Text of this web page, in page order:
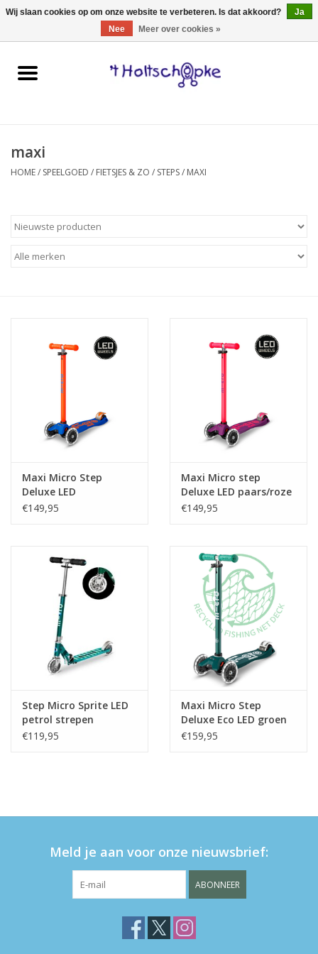
0 Artikelen - €0,00
Home
spellen
schmink & make-up
eten & drinken
boeken
Blogs
maxi
HOME/ SPEELGOED / FIETSJES & ZO / STEPS/ MAXI
Maxi Micro Step
Deluxe LED
oranje/blauw Neon
€149,95
Maxi Micro step
Deluxe LED paars/roze
Neon
€149,95
Step Micro Sprite LED
petrol strepen
€119,95
Maxi Micro Step
Deluxe Eco LED groen
€159,95
Meld je aan voor onze nieuwsbrief:
ABONNEER
Wij slaan cookies op om onze website te verbeteren. Is dat akkoord?
Ja
Nee
Meer over cookies »